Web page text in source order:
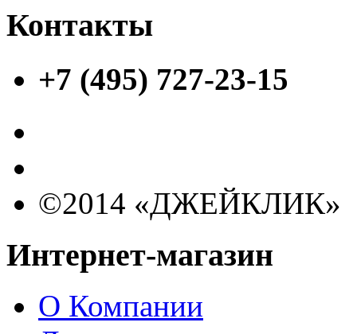
Контакты
+7 (495) 727-23-15
©2014 «ДЖЕЙКЛИК»
Интернет-магазин
О Компании